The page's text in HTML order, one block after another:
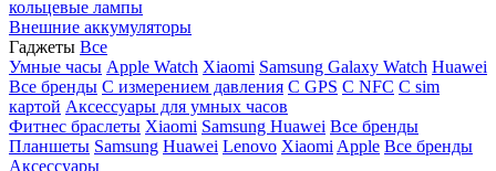
кольцевые лампы
Внешние аккумуляторы
Гаджеты Все
Умные часы Apple Watch Xiaomi Samsung Galaxy Watch Huawei
Все бренды C измерением давления C GPS C NFC C sim
картой Аксессуары для умных часов
Фитнес браслеты Xiaomi Samsung Huawei Все бренды
Планшеты Samsung Huawei Lenovo Xiaomi Apple Все бренды
Аксессуары